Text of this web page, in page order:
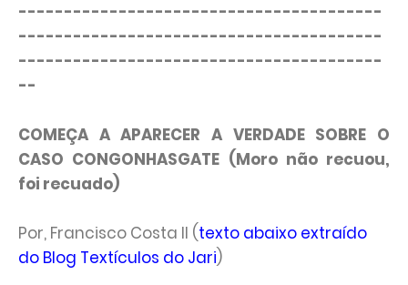
----------------------------------------
----------------------------------------
----------------------------------------
--
COMEÇA A APARECER A VERDADE SOBRE O
CASO CONGONHASGATE (Moro não recuou,
foi recuado)
Por, Francisco Costa II (texto abaixo extraído
do Blog Textículos do Jari)